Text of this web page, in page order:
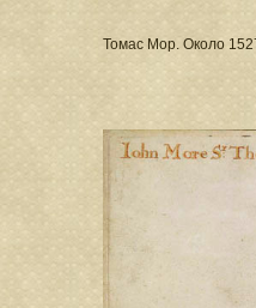
Томас Мор. Около